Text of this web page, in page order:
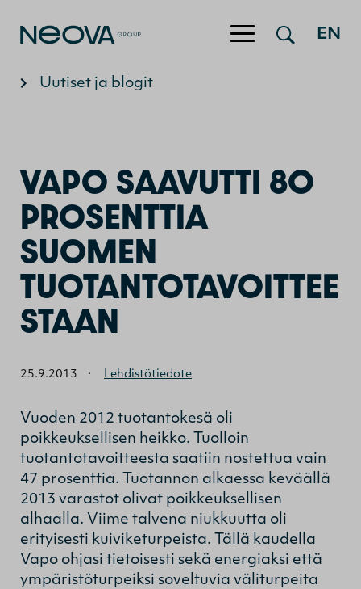
Hyppää sisältöön EN
Uutiset ja blogit
VAPO SAAVUTTI 80
PROSENTTIA
SUOMEN
TUOTANTOTAVOITTEE
STAAN
25.9.2013 · Lehdistötiedote
Vuoden 2012 tuotantokesä oli
poikkeuksellisen heikko. Tuolloin
tuotantotavoitteesta saatiin nostettua vain
47 prosenttia. Tuotannon alkaessa keväällä
2013 varastot olivat poikkeuksellisen
alhaalla. Viime talvena niukkuutta oli
erityisesti kuiviketurpeista. Tällä kaudella
Vapo ohjasi tietoisesti sekä energiaksi että
ympäristöturpeiksi soveltuvia väliturpeita